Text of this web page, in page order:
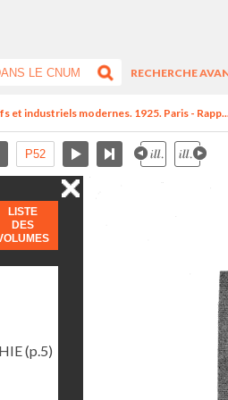
RECHERCHE
et industriels modernes. 1925. Paris -
LISTE
DES
(p.5)